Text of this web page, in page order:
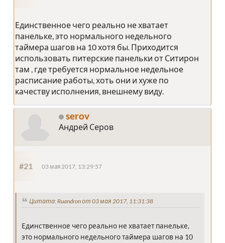
Единственное чего реально не хватает
панельке, это нормального недельного
таймера шагов на 10 хотя бы. Приходится
использовать питерские панельки от Ситирон
там , где требуется нормальное недельное
расписание работы, хоть они и хуже по
качеству исполнения, внешнему виду.
serov
Андрей Серов
#21 03 мая 2017, 13:29:57
Цитата: Ruandron от 03 мая 2017, 11:31:38
Единственное чего реально не хватает панельке,
это нормального недельного таймера шагов на 10